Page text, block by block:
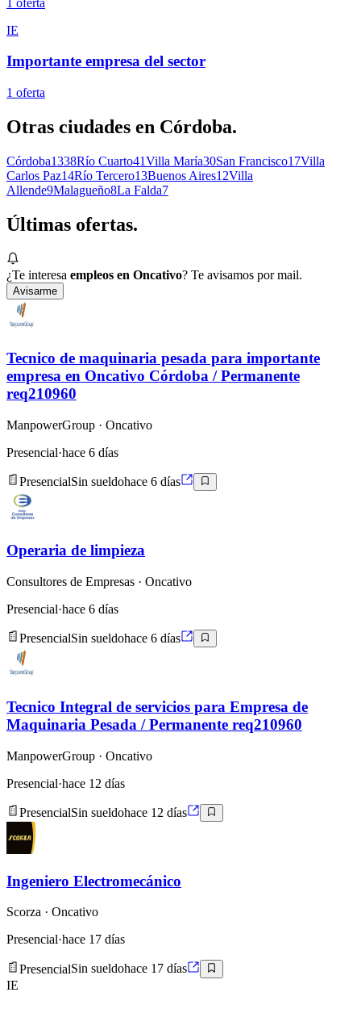
IE
Importante empresa del sector
1 oferta
Otras ciudades en Córdoba.
Córdoba1338Río Cuarto41Villa María30San Francisco17Villa
Carlos Paz14Río Tercero13Buenos Aires12Villa
Allende9Malagueño8La Falda7
Últimas ofertas.
¿Te interesa empleos en Oncativo? Te avisamos por mail.
Avisarme
Tecnico de maquinaria pesada para importante
empresa en Oncativo Córdoba / Permanente
req210960
ManpowerGroup · Oncativo
Presencial·hace 6 días
PresencialSin sueldohace 6 días
Operaria de limpieza
Consultores de Empresas · Oncativo
Presencial·hace 6 días
PresencialSin sueldohace 6 días
Tecnico Integral de servicios para Empresa de
Maquinaria Pesada / Permanente req210960
ManpowerGroup · Oncativo
Presencial·hace 12 días
PresencialSin sueldohace 12 días
Ingeniero Electromecánico
Scorza · Oncativo
Presencial·hace 17 días
PresencialSin sueldohace 17 días
IE